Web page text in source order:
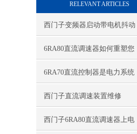
RELEVANT ARTICLES
西门子变频器启动带电机抖动
6RA80直流调速器如何重塑您
的设备性能与生产效率
6RA70直流控制器是电力系统
中重要的设备
西门子直流调速装置维修
西门子6RA80直流调速器上电